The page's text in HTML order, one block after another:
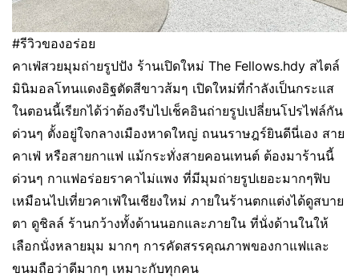
#รีวิวของอร่อย
คาเฟ่สวยมุมถ่ายรูปปัง ร้านเปิดใหม่ The Fellows.hdy สไตล์
มินิมอลโทนแดงอิฐตัดสีขาวส้มๆ เปิดใหม่ที่กำลังเป็นกระแส
ในตอนนี้เรียกได้ว่าต้องรีบไปเช็คอินถ่ายรูปเปลี่ยนโปรไฟล์กัน
ด่วนๆ ตั้งอยู่ใจกลางเมืองหาดใหญ่ ถนนราษฎร์ยินดีนี่เอง สาย
คาเฟ่ หรือสายกาแฟ แม้กระทั่งสายคอนเทนต์ ต้องมาร้านนี้
ด่วนๆ กาแฟอร่อยราคาไม่แพง ที่มีมุมถ่ายรูปเยอะมากๆฟิบ
เหมือนไปเที่ยวคาเฟ่ในเชียงใหม่ ภายในร้านตกแต่งได้ดูสบาย
ตา ดูชิลล์ ร้านกว้างทั้งด้านนอกและภายใน ที่นั่งด้านในให้
เลือกนั่งหลายมุม มากๆ การคัดสรรคุณภาพของกาแฟและ
ขนมถือว่าดีมากๆ เหมาะกับทุกคน